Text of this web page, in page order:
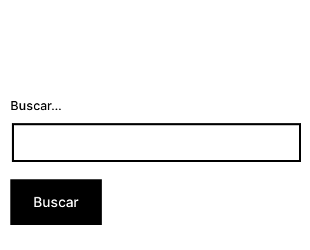
Buscar...